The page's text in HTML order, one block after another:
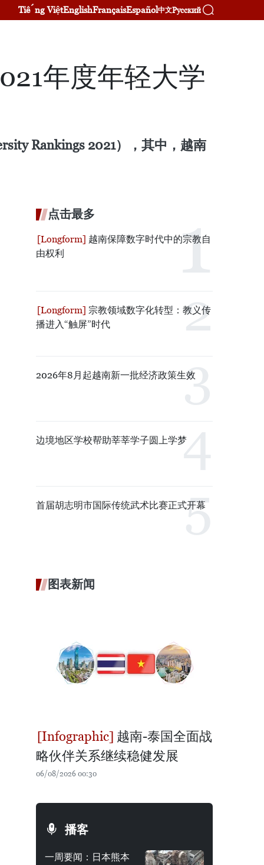
Tiếng ViệtEnglishFrançaisEspañol中文Русский
年度年轻大学
Rankings 2021），其中，越南
点击最多
越南保障数字时代中的宗教自
由权利
宗教领域数字化转型：教义传
播进入“触屏”时代
2026年8月起越南新一批经济政策生效
边境地区学校帮助莘莘学子圆上学梦
首届胡志明市国际传统武术比赛正式开幕
图表新闻
越南-泰国全面战
略伙伴关系继续稳健发展
06/08/2026 00:30
播客
一周要闻：日本熊本